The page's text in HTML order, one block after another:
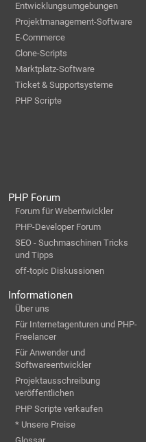
Entwicklungsumgebungen
Projektmanagement-Software
E-Commerce
Clone-Scripts
Marktplatz-Software
Ticket & Supportsysteme
PHP Scripte
PHP Forum
Forum für Webentwickler
PHP-Developer Forum
SEO - Suchmaschinen Tricks
und Tipps
off-topic Diskussionen
Informationen
Über uns
Für Internetagenturen und PHP-
Freelancer
Für Anwender und
Softwareentwickler
Projektausschreibung
veröffentlichen
PHP Scripte verkaufen
* Unsere Preise